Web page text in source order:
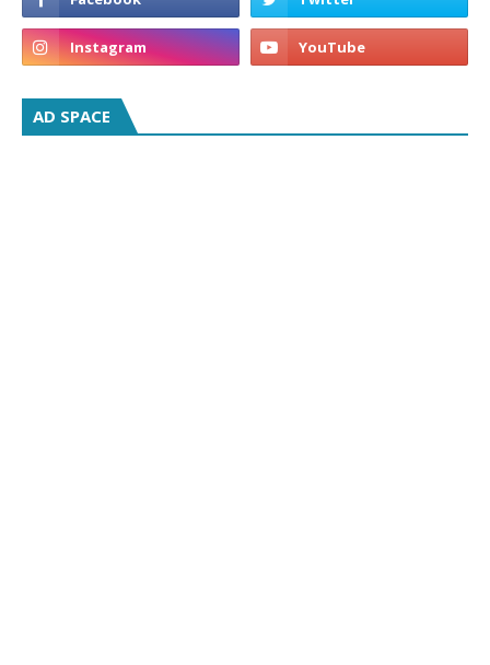
AD SPACE